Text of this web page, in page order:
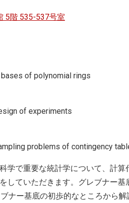
5階 535-537号室
of polynomial rings
of experiments
problems of contingency
学で重要な統計学について、計
していただきます。グレブナー
ナー基底の初歩的なところから